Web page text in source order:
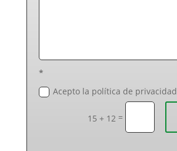
*
Acepto la política de privacidad
15 + 12 =